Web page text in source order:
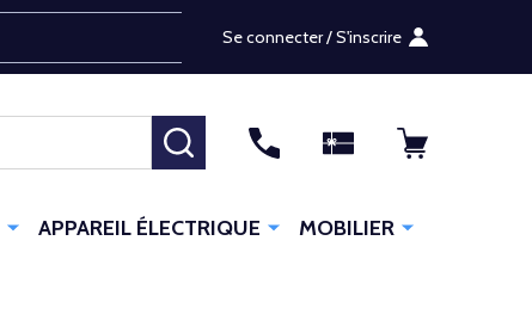
Se connecter / S'inscrire
RECHERCHER
APPAREIL ÉLECTRIQUE MOBILIER